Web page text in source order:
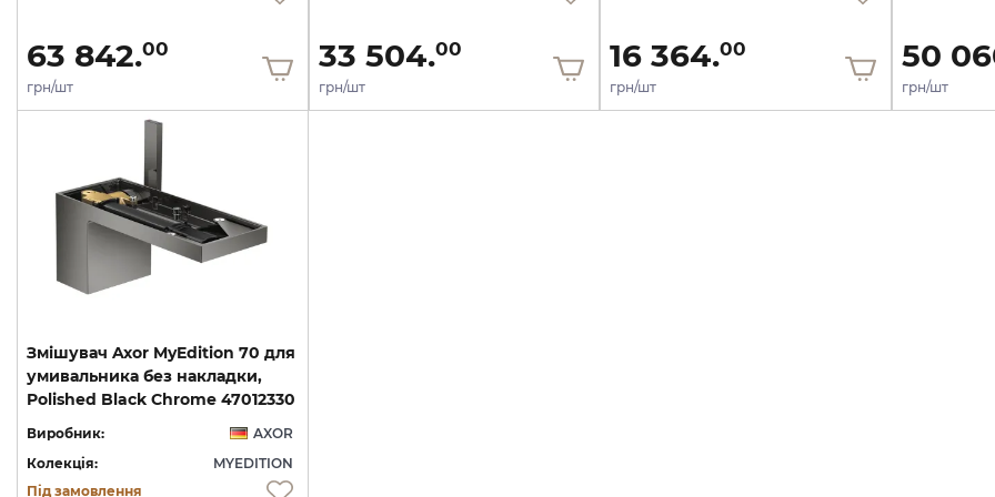
63 842.00
грн/шт
33 504.00
грн/шт
16 364.00
грн/шт
50
грн/шт
Змішувач Axor MyEdition 70 для
умивальника без накладки,
Polished Black Chrome 47012330
Виробник:
AXOR
Колекція:
MYEDITION
Під замовлення